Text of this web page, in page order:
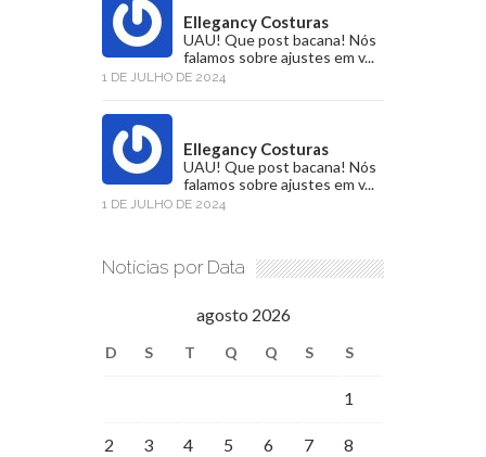
Ellegancy Costuras
UAU! Que post bacana! Nós
falamos sobre ajustes em v...
1 DE JULHO DE 2024
Ellegancy Costuras
UAU! Que post bacana! Nós
falamos sobre ajustes em v...
1 DE JULHO DE 2024
Notícias por Data
agosto 2026
D S T Q Q S S
1
2 3 4 5 6 7 8